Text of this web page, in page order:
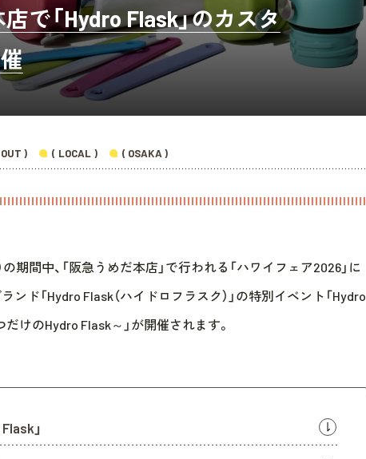
で「Hydro Flask」のカスタ
) ( LOCAL ) ( OSAKA )
の期間中、「阪急うめだ本店」で行われる「ハワイフェア2026」に
ド「Hydro Flask（ハイドロフラスク）」の特別イベント「Hydro
けのHydro Flask～」が開催されます。
」